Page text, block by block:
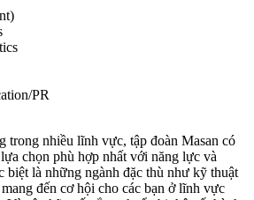
PR
trong nhiều lĩnh vực, tập đoàn Masan có
chọn phù hợp nhất với năng lực và
biệt là những ngành đặc thù như kỹ thuật
đến cơ hội cho các bạn ở lĩnh vực